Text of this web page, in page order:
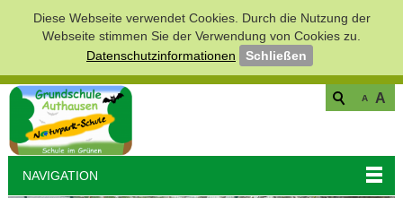
Diese Webseite verwendet Cookies. Durch die Nutzung der
Webseite stimmen Sie der Verwendung von Cookies zu.
Datenschutzinformationen
Schließen
A A
NAVIGATION